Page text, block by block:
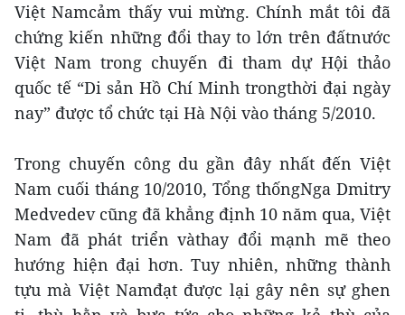
Việt Namcảm thấy vui mừng. Chính mắt tôi đã
chứng kiến những đổi thay to lớn trên đấtnước
Việt Nam trong chuyến đi tham dự Hội thảo
quốc tế “Di sản Hồ Chí Minh trongthời đại ngày
nay” được tổ chức tại Hà Nội vào tháng 5/2010.
Trong chuyến công du gần đây nhất đến Việt
Nam cuối tháng 10/2010, Tổng thốngNga Dmitry
Medvedev cũng đã khẳng định 10 năm qua, Việt
Nam đã phát triển vàthay đổi mạnh mẽ theo
hướng hiện đại hơn. Tuy nhiên, những thành
tựu mà Việt Namđạt được lại gây nên sự ghen